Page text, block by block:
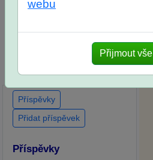
zkoušek na SŠ? Vaše
ohlasy po skutečných
přijímacích zkouškách
webu
Přijmout vše
Příspěvky
Přidat příspěvek
Příspěvky